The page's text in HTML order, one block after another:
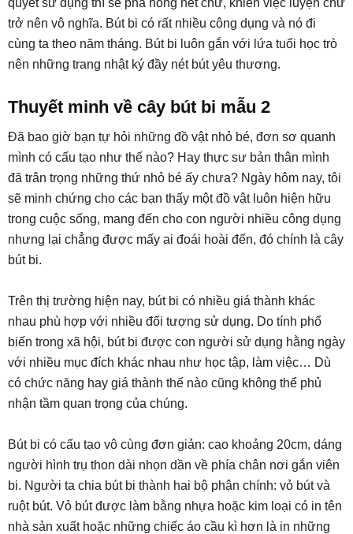
trở nên vô nghĩa. Bút bi có rất nhiều công dụng và nó đi
cùng ta theo năm tháng. Bút bi luôn gắn với lứa tuổi học trò
nên những trang nhật ký đầy nét bút yêu thương.
Thuyết minh về cây bút bi mẫu 2
Đã bao giờ bạn tự hỏi những đồ vật nhỏ bé, đơn sơ quanh
mình có cấu tạo như thế nào? Hay thực sư bản thân mình
đã trân trọng những thứ nhỏ bé ấy chưa? Ngày hôm nay, tôi
sẽ minh chứng cho các bạn thấy một đồ vật luôn hiện hữu
trong cuộc sống, mang đến cho con người nhiều công dụng
nhưng lại chẳng được mấy ai đoái hoài đến, đó chính là cây
bút bi.
Trên thị trường hiện nay, bút bi có nhiều giá thành khác
nhau phù hợp với nhiều đối tượng sử dụng. Do tính phổ
biến trong xã hội, bút bi được con người sử dụng hằng ngày
với nhiều mục đích khác nhau như học tập, làm việc… Dù
có chức năng hay giá thành thế nào cũng không thể phủ
nhận tầm quan trọng của chúng.
Bút bi có cấu tạo vô cùng đơn giản: cao khoảng 20cm, dáng
người hình trụ thon dài nhọn dần về phía chân nơi gắn viên
bi. Người ta chia bút bi thành hai bộ phận chính: vỏ bút và
ruột bút. Vỏ bút được làm bằng nhựa hoặc kim loại có in tên
nhà sản xuất hoặc những chiếc áo cầu kì hơn là in những